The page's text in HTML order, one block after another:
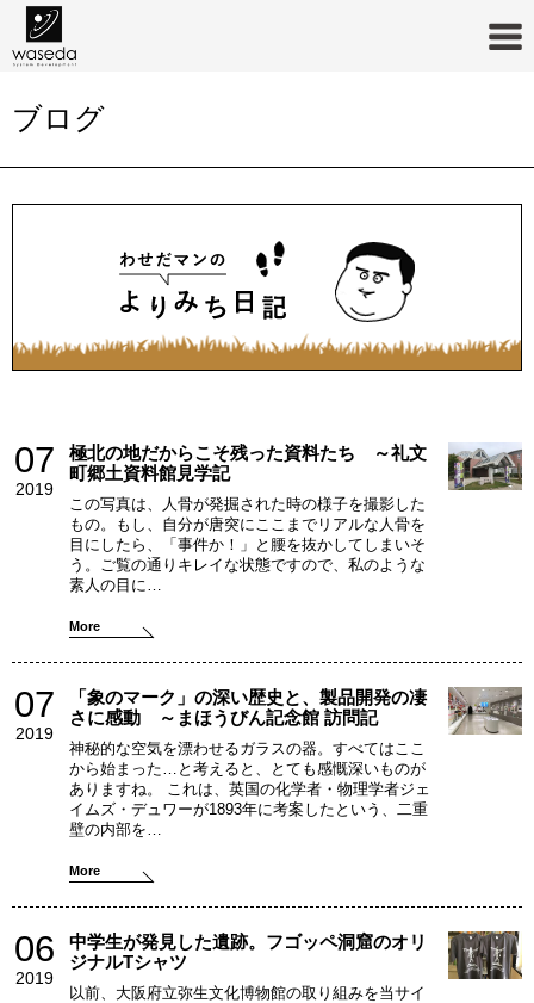
ブログ
07
2019
極北の地だからこそ残った資料たち ～礼文
町郷土資料館見学記
この写真は、人骨が発掘された時の様子を撮影した
もの。もし、自分が唐突にここまでリアルな人骨を
目にしたら、「事件か！」と腰を抜かしてしまいそ
う。ご覧の通りキレイな状態ですので、私のような
素人の目に…
More
07
2019
「象のマーク」の深い歴史と、製品開発の凄
さに感動 ～まほうびん記念館 訪問記
神秘的な空気を漂わせるガラスの器。すべてはここ
から始まった…と考えると、とても感慨深いものが
ありますね。 これは、英国の化学者・物理学者ジェ
イムズ・デュワーが1893年に考案したという、二重
壁の内部を…
More
06
2019
中学生が発見した遺跡。フゴッペ洞窟のオリ
ジナルTシャツ
以前、大阪府立弥生文化博物館の取り組みを当サイ